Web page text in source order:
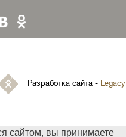
сайтом, вы принимаете
Разработка сайта - Legacy